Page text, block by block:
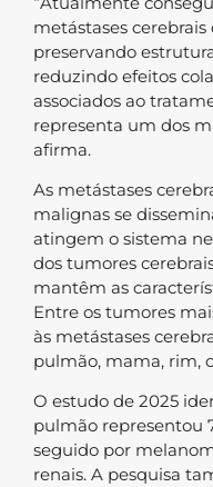
metástases
preservando
reduzindo efeitos
associados ao
representa um dos
afirma.
As metástases
malignas se
atingem o sistema
dos tumores
mantêm as
Entre os tumores
às metástases
pulmão, mama, rim,
O estudo de 2025
pulmão representou
seguido por
renais. A pesquisa